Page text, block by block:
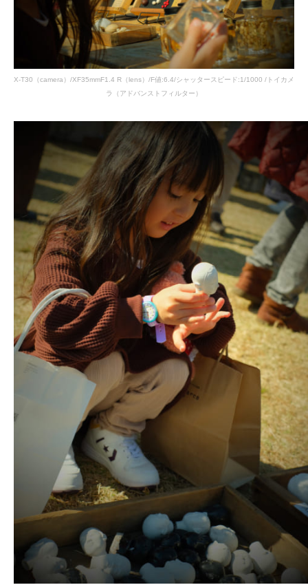
X-T30（camera）/XF35mmF1.4 R（lens）/F値:6.4/シャッタースピード:1/1000 /トイカメ
ラ（アドバンストフィルター）